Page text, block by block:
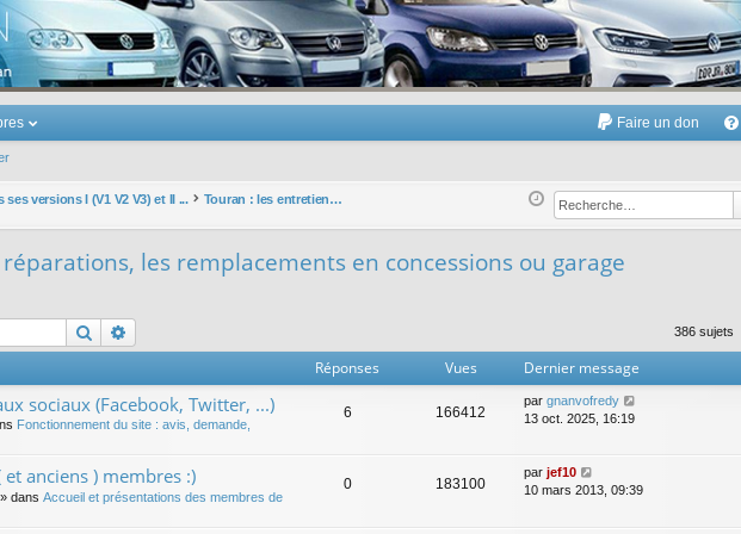
Touran
Faire un don
Q
versions I (V1 V2 V3) et II ... Touran : les entretiens, les réparations, les remplacements en concessions ou garage
les remplacements en concessions ou garage
Rechercher 386 sujets
Réponses Vues Dernier message
sociaux (Facebook, Twitter, ...)
Fonctionnement du site : avis, demande,
6 166412
par gnanvofredy
13 oct. 2025, 16:19
anciens ) membres :)
» dans Accueil et présentations des membres de
0 183100
par jef10
10 mars 2013, 09:39